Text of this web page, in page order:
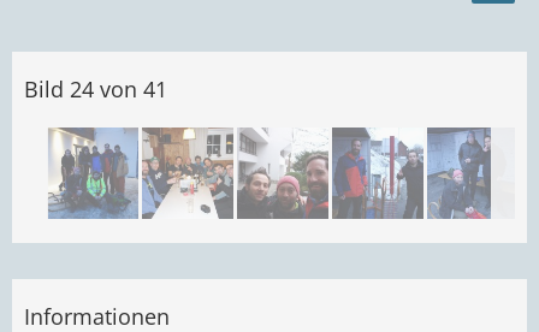
Bild 24 von 41
Informationen